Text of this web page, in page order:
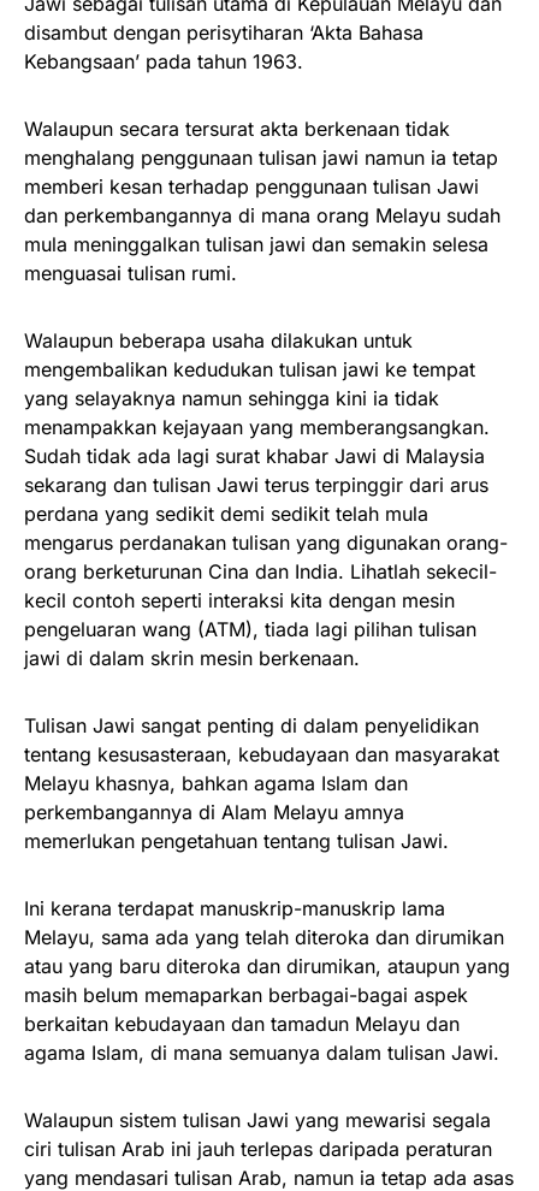
disambut dengan perisytiharan ‘Akta Bahasa
Kebangsaan’ pada tahun 1963.
Walaupun secara tersurat akta berkenaan tidak
menghalang penggunaan tulisan jawi namun ia tetap
memberi kesan terhadap penggunaan tulisan Jawi
dan perkembangannya di mana orang Melayu sudah
mula meninggalkan tulisan jawi dan semakin selesa
menguasai tulisan rumi.
Walaupun beberapa usaha dilakukan untuk
mengembalikan kedudukan tulisan jawi ke tempat
yang selayaknya namun sehingga kini ia tidak
menampakkan kejayaan yang memberangsangkan.
Sudah tidak ada lagi surat khabar Jawi di Malaysia
sekarang dan tulisan Jawi terus terpinggir dari arus
perdana yang sedikit demi sedikit telah mula
mengarus perdanakan tulisan yang digunakan orang-
orang berketurunan Cina dan India. Lihatlah sekecil-
kecil contoh seperti interaksi kita dengan mesin
pengeluaran wang (ATM), tiada lagi pilihan tulisan
jawi di dalam skrin mesin berkenaan.
Tulisan Jawi sangat penting di dalam penyelidikan
tentang kesusasteraan, kebudayaan dan masyarakat
Melayu khasnya, bahkan agama Islam dan
perkembangannya di Alam Melayu amnya
memerlukan pengetahuan tentang tulisan Jawi.
Ini kerana terdapat manuskrip-manuskrip lama
Melayu, sama ada yang telah diteroka dan dirumikan
atau yang baru diteroka dan dirumikan, ataupun yang
masih belum memaparkan berbagai-bagai aspek
berkaitan kebudayaan dan tamadun Melayu dan
agama Islam, di mana semuanya dalam tulisan Jawi.
Walaupun sistem tulisan Jawi yang mewarisi segala
ciri tulisan Arab ini jauh terlepas daripada peraturan
yang mendasari tulisan Arab, namun ia tetap ada asas